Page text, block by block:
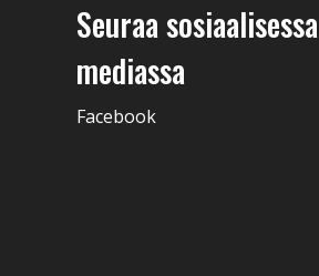
Seuraa sosiaalisessa
mediassa
Facebook